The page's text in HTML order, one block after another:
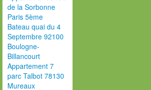
de la Sorbonne
Paris 5ème
Bateau quai du 4
Septembre 92100
Boulogne-
Billancourt
Appartement 7
parc Talbot 78130
Mureaux